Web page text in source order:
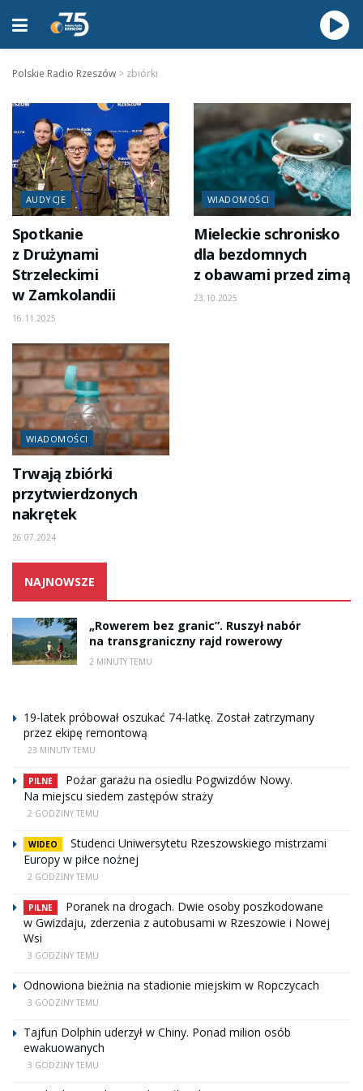
Polskie Radio Rzeszów > zbiórki
AUDYCJE
Spotkanie
z Drużynami
Strzeleckimi
w Zamkolandii
16.11.2025
WIADOMOŚCI
Mieleckie schronisko
dla bezdomnych
z obawami przed zimą
23.10.2025
WIADOMOŚCI
Trwają zbiórki
przytwierdzonych
nakrętek
26.07.2024
NAJNOWSZE
„Rowerem bez granic”. Ruszył nabór
na transgraniczny rajd rowerowy
2 MINUTY TEMU
19-latek próbował oszukać 74-latkę. Został zatrzymany
przez ekipę remontową
23 MINUTY TEMU
PILNE
Pożar garażu na osiedlu Pogwizdów Nowy.
Na miejscu siedem zastępów straży
2 GODZINY TEMU
WIDEO
Studenci Uniwersytetu Rzeszowskiego mistrzami
Europy w piłce nożnej
2 GODZINY TEMU
PILNE
Poranek na drogach. Dwie osoby poszkodowane
w Gwizdaju, zderzenia z autobusami w Rzeszowie i Nowej
Wsi
3 GODZINY TEMU
Odnowiona bieżnia na stadionie miejskim w Ropczycach
3 GODZINY TEMU
Tajfun Dolphin uderzył w Chiny. Ponad milion osób
ewakuowanych
3 GODZINY TEMU